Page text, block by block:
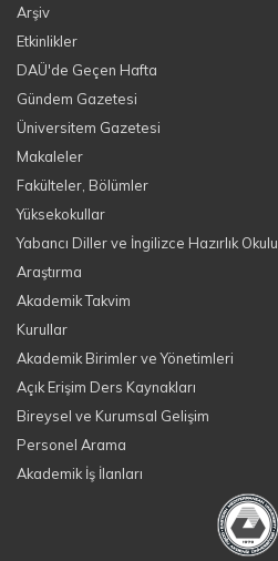
Arşiv
Etkinlikler
DAÜ'de Geçen Hafta
Gündem Gazetesi
Üniversitem Gazetesi
Makaleler
Fakülteler, Bölümler
Yüksekokullar
Yabancı Diller ve İngilizce Hazırlık Okulu
Araştırma
Akademik Takvim
Kurullar
Akademik Birimler ve Yönetimleri
Açık Erişim Ders Kaynakları
Bireysel ve Kurumsal Gelişim
Personel Arama
Akademik İş İlanları